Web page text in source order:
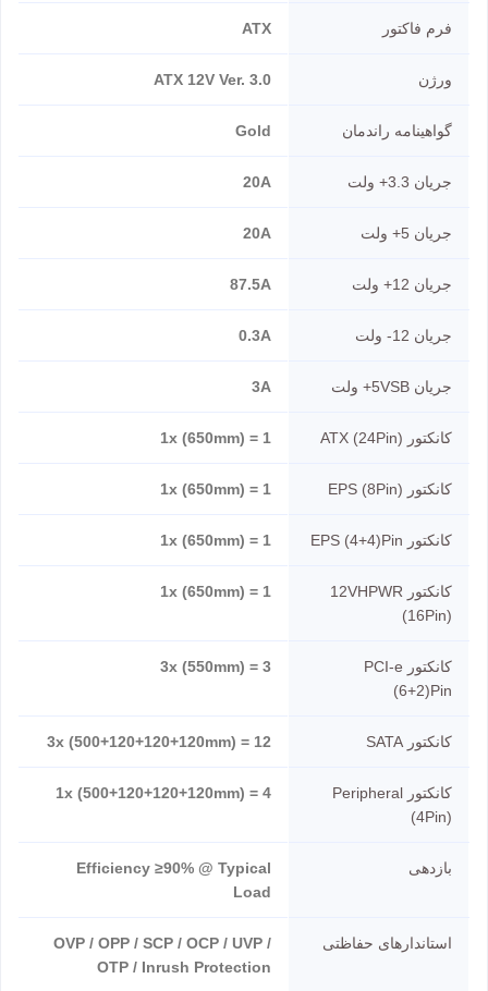
فرم فاکتور ATX
ورژن ATX 12V Ver. 3.0
گواهینامه راندمان Gold
جریان 3.3+ ولت 20A
جریان 5+ ولت 20A
جریان 12+ ولت 87.5A
جریان 12- ولت 0.3A
جریان 5VSB+ ولت 3A
کانکتور ATX (24Pin) 1 = 1x (650mm)
کانکتور EPS (8Pin) 1 = 1x (650mm)
کانکتور EPS (4+4)Pin 1 = 1x (650mm)
کانکتور 12VHPWR
(16Pin)
1 = 1x (650mm)
کانکتور PCI-e
(6+2)Pin
3 = 3x (550mm)
کانکتور SATA 12 = 3x (500+120+120+120mm)
کانکتور Peripheral
(4Pin)
4 = 1x (500+120+120+120mm)
بازدهی
Efficiency ≥90% @ Typical
Load
استاندارهای حفاظتی
OVP / OPP / SCP / OCP / UVP /
OTP / Inrush Protection